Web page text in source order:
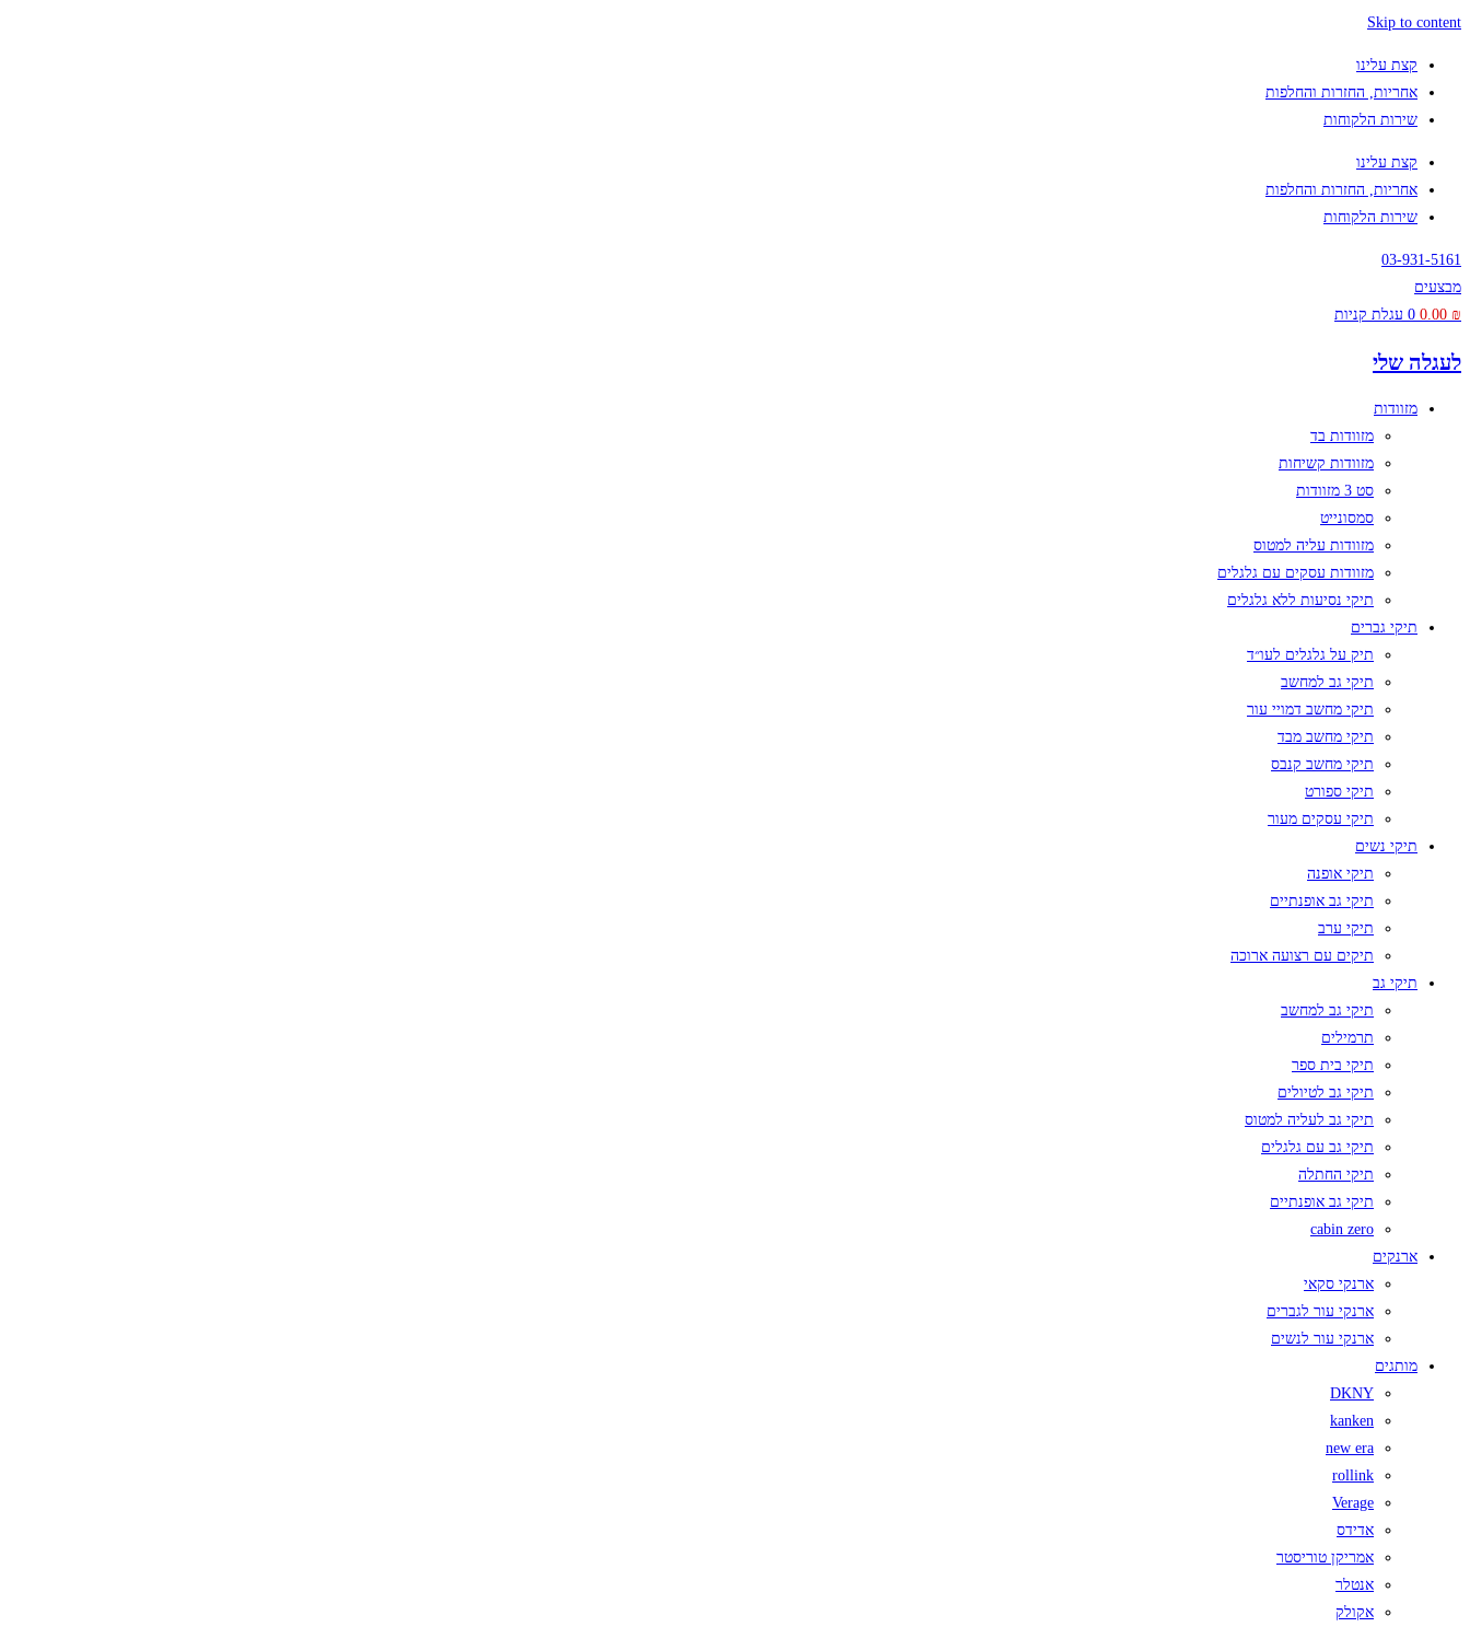
Skip to content
קצת עלינו
אחריות, החזרות והחלפות
שירות הלקוחות
קצת עלינו
אחריות, החזרות והחלפות
שירות הלקוחות
03-931-5161
מבצעים
0.00 ₪
0 עגלת קניות
לעגלה שלי
מזוודות
מזוודות בד
מזוודות קשיחות
סט 3 מזוודות
סמסונייט
מזוודות עליה למטוס
מזוודות עסקים עם גלגלים
תיקי נסיעות ללא גלגלים
תיקי גברים
תיק על גלגלים לעו״ד
תיקי גב למחשב
תיקי מחשב דמויי עור
תיקי מחשב מבד
תיקי מחשב קנבס
תיקי ספורט
תיקי עסקים מעור
תיקי נשים
תיקי אופנה
תיקי גב אופנתיים
תיקי ערב
תיקים עם רצועה ארוכה
תיקי גב
תיקי גב למחשב
תרמילים
תיקי בית ספר
תיקי גב לטיולים
תיקי גב לעליה למטוס
תיקי גב עם גלגלים
תיקי החתלה
תיקי גב אופנתיים
cabin zero
ארנקים
ארנקי סקאי
ארנקי עור לגברים
ארנקי עור לנשים
מותגים
DKNY
kanken
new era
rollink
Verage
אדידס
אמריקן טוריסטר
אנטלר
אקולק